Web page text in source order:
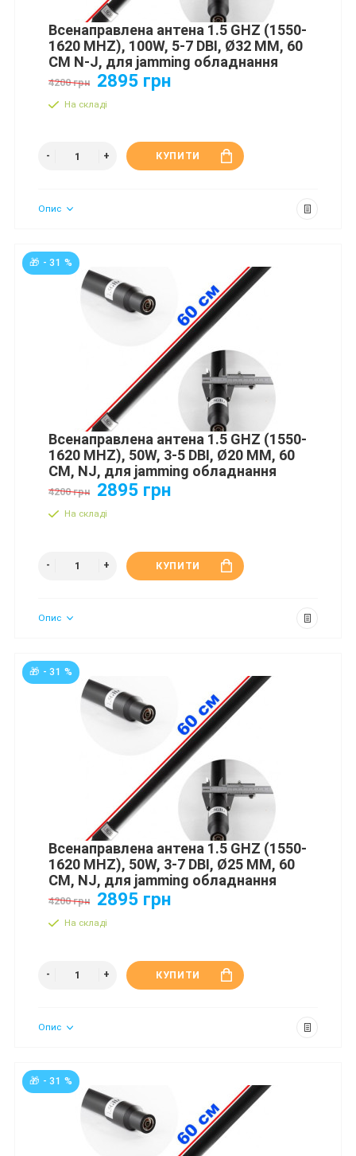
Всенаправлена антена 1.5 GHZ (1550-
1620 MHZ), 100W, 5-7 DBI, Ø32 ММ, 60
СМ N-J, для jamming обладнання
4200 грн 2895 грн
На складі
КУПИТИ
Опис
🎁 - 31 %
Всенаправлена антена 1.5 GHZ (1550-
1620 MHZ), 50W, 3-5 DBI, Ø20 ММ, 60
СМ, NJ, для jamming обладнання
4200 грн 2895 грн
На складі
КУПИТИ
Опис
🎁 - 31 %
Всенаправлена антена 1.5 GHZ (1550-
1620 MHZ), 50W, 3-7 DBI, Ø25 ММ, 60
СМ, NJ, для jamming обладнання
4200 грн 2895 грн
На складі
КУПИТИ
Опис
🎁 - 31 %